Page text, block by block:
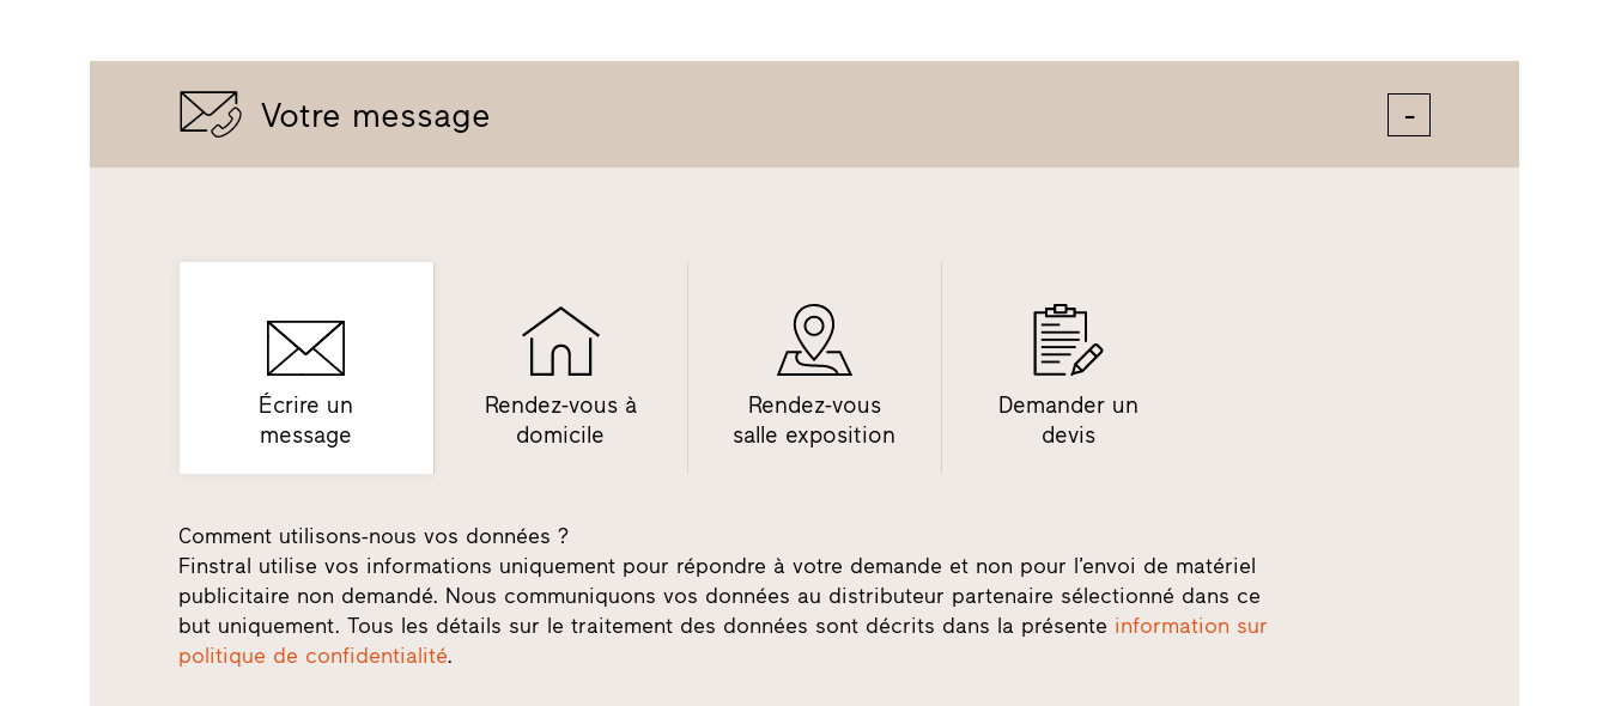
Votre message
Écrire un
message
Rendez-vous à
domicile
Rendez-vous
salle exposition
Demander un
devis
Comment utilisons-nous vos données ?
Finstral utilise vos informations uniquement pour répondre à votre demande et non pour l’envoi de matériel
publicitaire non demandé. Nous communiquons vos données au distributeur partenaire sélectionné dans ce
but uniquement. Tous les détails sur le traitement des données sont décrits dans la présente information sur
politique de confidentialité.